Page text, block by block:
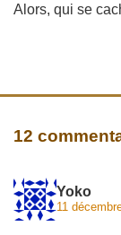
Alors, qui se
12
Yoko
11